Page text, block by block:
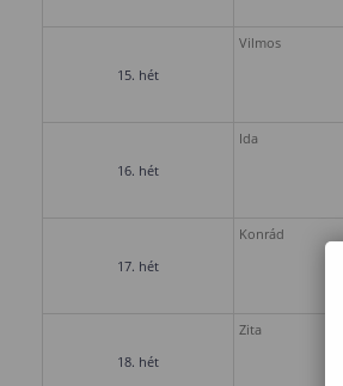
15. hét
Vilmos
16. hét
Ida
17. hét
Konrád
18. hét
Zita